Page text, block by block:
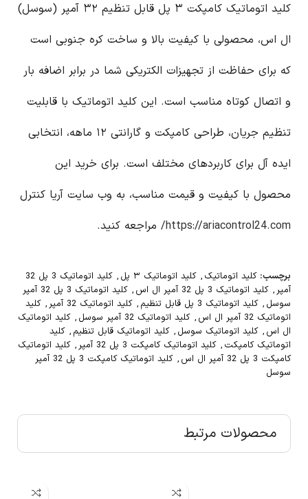
کلید اتوماتیک کامپکت ۳ پل قابل تنظیم ۳۲ آمپر (سوسل)
ال اس، محصولی با کیفیت بالا و ساخت کره جنوبی است
که برای حفاظت از تجهیزات الکتریکی شما در برابر اضافه بار
و اتصال کوتاه مناسب است. این کلید اتوماتیک با قابلیت
تنظیم جریان، طراحی کامپکت و گارانتی ۱۲ ماهه، انتخابی
ایده آل برای کاربردهای مختلف است. برای خرید این
محصول با کیفیت و قیمت مناسب، به وب سایت آریا کنترل
https://ariacontrol24.com/ مراجعه کنید.
برچسب: کلید اتوماتیک , کلید اتوماتیک ۳ پل ,
کلید اتوماتیک 3 پل 32
آمپر, کلید اتوماتیک 3 پل 32 آمپر ال اس ,
کلید اتوماتیک 3 پل 32 آمپر
سوسل , کلید اتوماتیک 3 پل قابل تنظیم , کلید اتوماتیک 32 آمپر , کلید
اتوماتیک 32 آمپر ال اس
, کلید اتوماتیک 32 آمپر سوسل , کلید اتوماتیک
ال اس , کلید اتوماتیک سوسل , کلید اتوماتیک قابل تنظیم , کلید
اتوماتیک کامپکت , کلید اتوماتیک کامپکت 3 پل 32 آمپر , کلید اتوماتیک
کامپکت 3 پل 32 آمپر ال اس
,
کلید اتوماتیک کامپکت 3 پل 32 آمپر
سوسل
محصولات مرتبط